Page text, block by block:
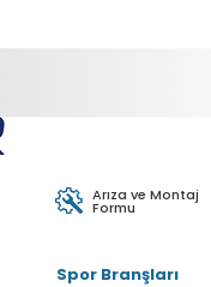
Arıza ve Montaj
Formu
Spor Branşları